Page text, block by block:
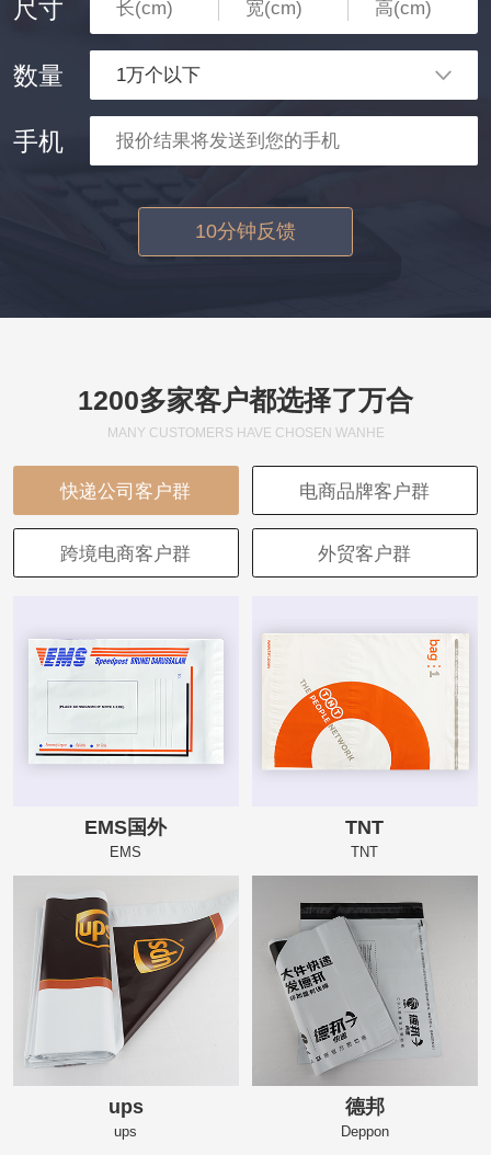
尺寸
数量
手机
10分钟反馈
1200多家客户都选择了万合
MANY CUSTOMERS HAVE CHOSEN WANHE
快递公司客户群 电商品牌客户群
跨境电商客户群 外贸客户群
EMS国外
EMS
TNT
TNT
ups
ups
德邦
Deppon